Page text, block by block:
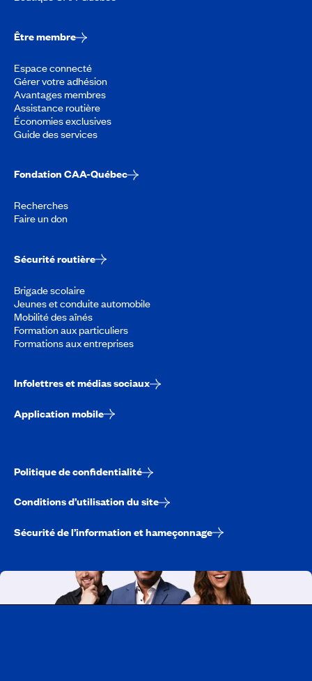
Être membre
Espace connecté
Gérer votre adhésion
Avantages membres
Assistance routière
Économies exclusives
Guide des services
Fondation CAA-Québec
Recherches
Faire un don
Sécurité routière
Brigade scolaire
Jeunes et conduite automobile
Mobilité des aînés
Formation aux particuliers
Formations aux entreprises
Infolettres et médias sociaux
Application mobile
Politique de confidentialité
Conditions d’utilisation du site
Sécurité de l’information et hameçonnage